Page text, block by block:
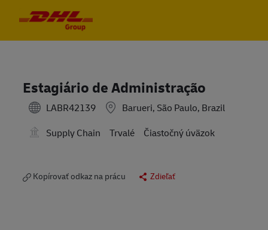
Estagiário de Administração
LABR42139
Barueri, São Paulo, Brazil
Supply Chain
Trvalé Čiastočný úväzok
Kopírovať odkaz na prácu Zdieľať